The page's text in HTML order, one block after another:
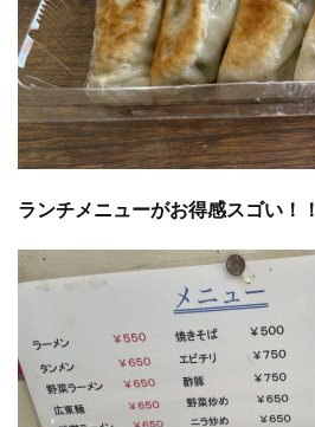
ランチメニューがお得感スゴい！！